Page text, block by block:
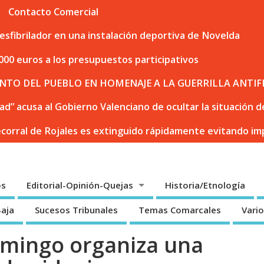
Contacto Comercial
en una instalación deportiva de Novelda
euros a los presupuestos participativos
DEL PUEBLO EN HOMENAJE A LA GUERRILLA
acusa al Gobierno Valenciano de ocultar la
de Rojales es extinguido rápidamente evitando
Editorial-Opinión-Quejas Historia/Etnología
Sucesos Tribunales Temas Comarcales
organiza una